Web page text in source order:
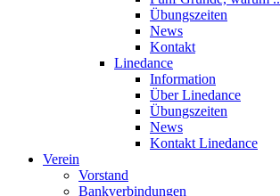
Übungszeiten
News
Kontakt
Linedance
Information
Über Linedance
Übungszeiten
News
Kontakt Linedance
Verein
Vorstand
Bankverbindungen